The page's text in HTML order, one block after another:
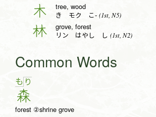
木 tree, wood
き モク こ- (1st, N5)
林 grove, forest
リン はやし し (1st, N2)
Common Words
も り
森
forest ②shrine grove